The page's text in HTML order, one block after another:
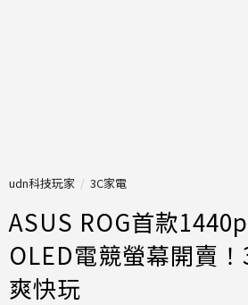
udn科技玩家 3C家電
ASUS ROG首款
OLED電競螢幕開賣
爽快玩